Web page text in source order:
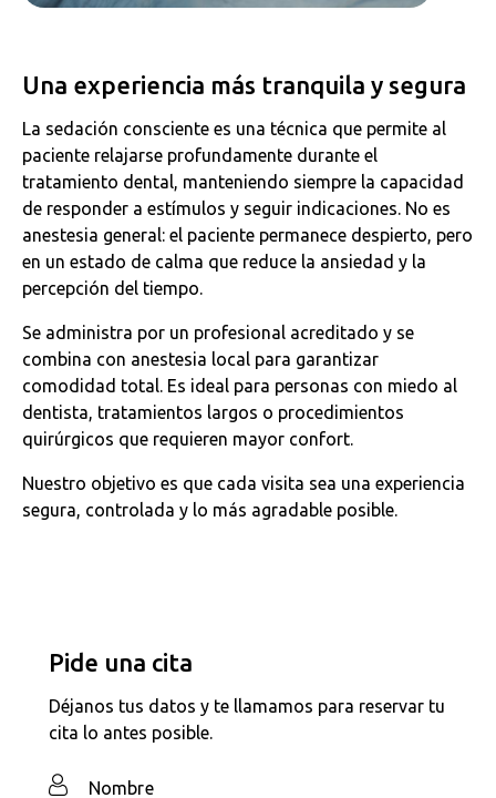
Una experiencia más tranquila y segura
La sedación consciente es una técnica que permite al
paciente relajarse profundamente durante el
tratamiento dental, manteniendo siempre la capacidad
de responder a estímulos y seguir indicaciones. No es
anestesia general: el paciente permanece despierto, pero
en un estado de calma que reduce la ansiedad y la
percepción del tiempo.
Se administra por un profesional acreditado y se
combina con anestesia local para garantizar
comodidad total. Es ideal para personas con miedo al
dentista, tratamientos largos o procedimientos
quirúrgicos que requieren mayor confort.
Nuestro objetivo es que cada visita sea una experiencia
segura, controlada y lo más agradable posible.
Pide una cita
Déjanos tus datos y te llamamos para reservar tu
cita lo antes posible.